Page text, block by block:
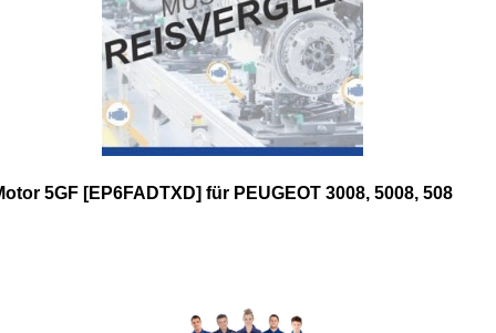
5GF [EP6FADTXD] für PEUGEOT 3008, 5008, 508